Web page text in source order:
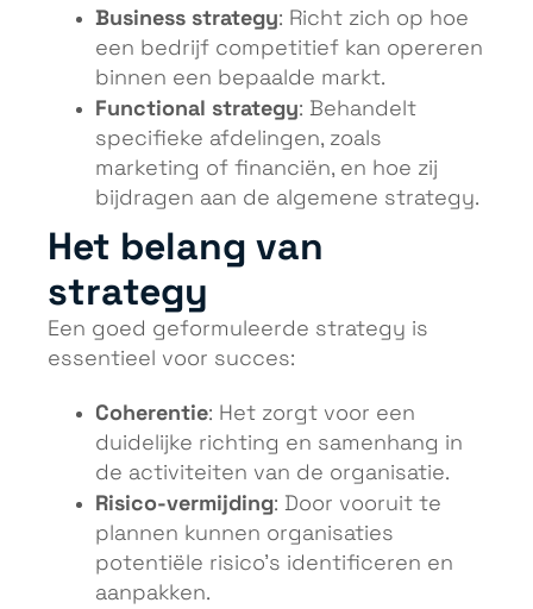
Business strategy: Richt zich op hoe
een bedrijf competitief kan opereren
binnen een bepaalde markt.
Functional strategy: Behandelt
specifieke afdelingen, zoals
marketing of financiën, en hoe zij
bijdragen aan de algemene strategy.
Het belang van
strategy
Een goed geformuleerde strategy is
essentieel voor succes:
Coherentie: Het zorgt voor een
duidelijke richting en samenhang in
de activiteiten van de organisatie.
Risico-vermijding: Door vooruit te
plannen kunnen organisaties
potentiële risico’s identificeren en
aanpakken.